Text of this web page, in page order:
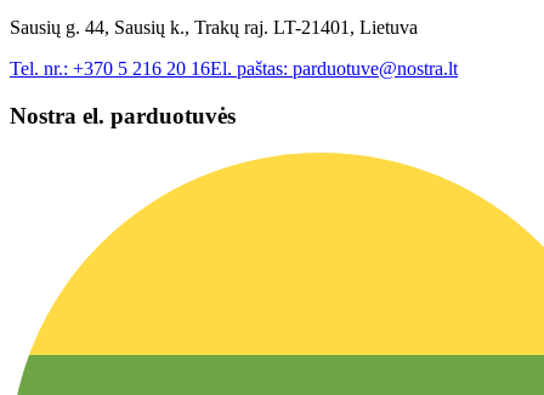
Sausių g. 44, Sausių k., Trakų raj. LT-21401, Lietuva
Tel. nr.: +370 5 216 20 16El. paštas: parduotuve@nostra.lt
Nostra el. parduotuvės